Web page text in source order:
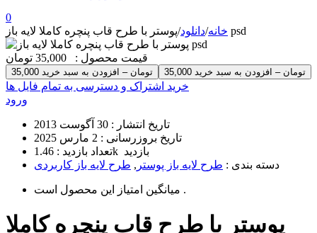
0
خانه/دانلود/ پوستر با طرح قاب پنچره کاملا لایه باز psd
قیمت محصول : 35,000 تومان
35,000 تومان – افزودن به سبد خرید
خرید اشتراک و دسترسی به تمام فایل ها
ورود
تاریخ انتشار : 30 آگوست 2013
تاریخ بروزرسانی : 2 مارس 2025
تعداد بازدید :
1.46k بازدید
دسته بندی : طرح لایه باز پوستر , طرح لایه باز کاربردی
میانگین امتیاز این محصول است .
پوستر با طرح قاب پنچره کاملا